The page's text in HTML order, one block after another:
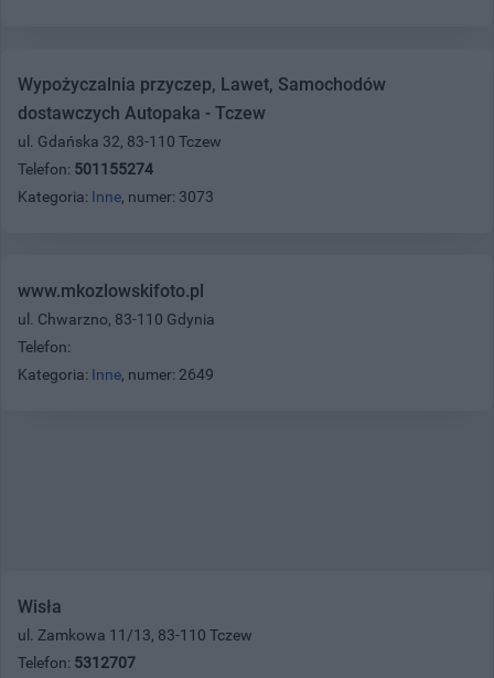
Wypożyczalnia przyczep, Lawet, Samochodów
dostawczych Autopaka - Tczew
ul. Gdańska 32, 83-110 Tczew
Telefon: 501155274
Kategoria: Inne, numer: 3073
www.mkozlowskifoto.pl
ul. Chwarzno, 83-110 Gdynia
Telefon:
Kategoria: Inne, numer: 2649
Wisła
ul. Zamkowa 11/13, 83-110 Tczew
Telefon: 5312707